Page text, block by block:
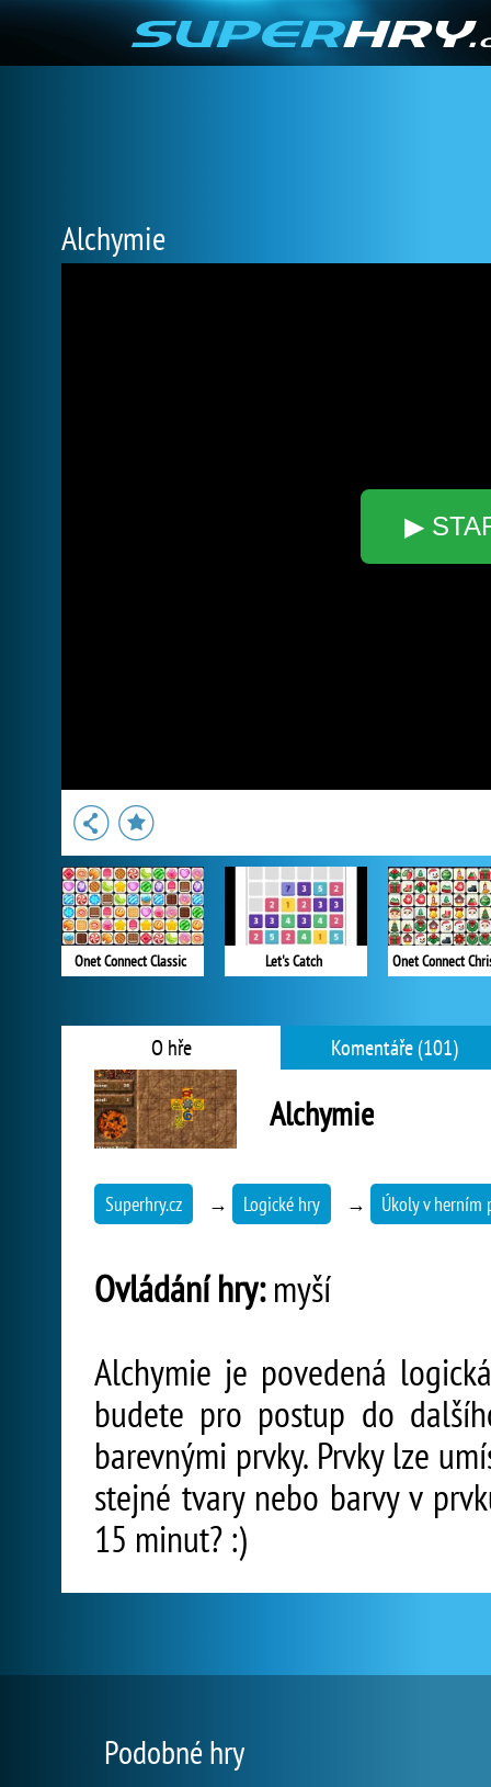
Alchymie
▶
Onet Connect Classic Let's Catch Onet Connect
O hře Komentáře (101)
Alchymie
Superhry.cz → Logické hry → Úkoly v herním
Ovládání hry:myší
Alchymie je povedená
budete pro postup do
barevnými prvky. Prvky lze
stejné tvary nebo barvy v
15 minut? :)
Podobné hry